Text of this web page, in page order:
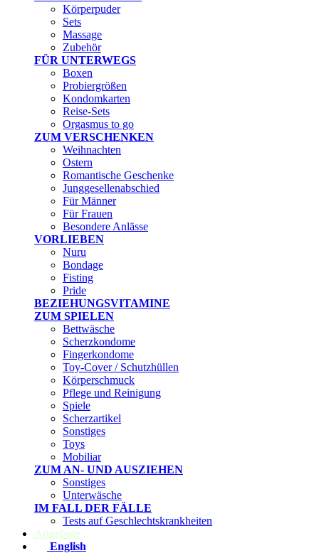
Körperpuder
Sets
Massage
Zubehör
FÜR UNTERWEGS
Boxen
Probiergrößen
Kondomkarten
Reise-Sets
Orgasmus to go
ZUM VERSCHENKEN
Weihnachten
Ostern
Romantische Geschenke
Junggesellenabschied
Für Männer
Für Frauen
Besondere Anlässe
VORLIEBEN
Nuru
Bondage
Fisting
Pride
BEZIEHUNGSVITAMINE
ZUM SPIELEN
Bettwäsche
Scherzkondome
Fingerkondome
Toy-Cover / Schutzhüllen
Körperschmuck
Pflege und Reinigung
Spiele
Scherzartikel
Sonstiges
Toys
Mobiliar
ZUM AN- UND AUSZIEHEN
Sonstiges
Unterwäsche
IM FALL DER FÄLLE
Tests auf Geschlechtskrankheiten
Angebote
English